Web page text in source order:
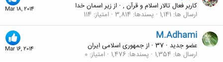
Mar 18, 2014 کاربر فعال تالار اسلام و قرآن , · اززیر اسمان خدا
ارسال ها 1,141 پسندها 3,814 امتیاز 114
Mar 16, 2014
M.Adhami
عضو جدید ·
· ازجمهوری اسلامی ایران
ارسال ها 1,354 پسندها 1,476 امتیاز 0